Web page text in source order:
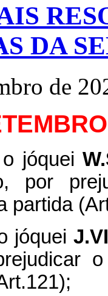
DA
de
o jóquei
por
partida
jóquei